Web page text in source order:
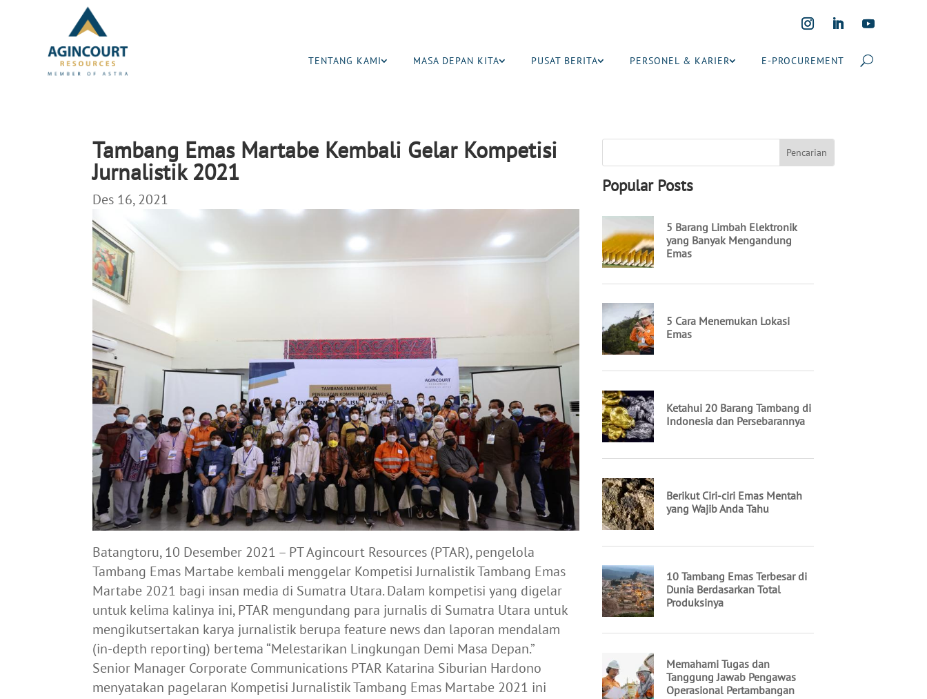
TENTANG KAMI MASA DEPAN KITA PUSAT BERITA PERSONEL & KARIER E-PROCUREMENT
Tambang Emas Martabe Kembali Gelar Kompetisi
Jurnalistik 2021
Des 16, 2021
Batangtoru, 10 Desember 2021 – PT Agincourt Resources (PTAR), pengelola
Tambang Emas Martabe kembali menggelar Kompetisi Jurnalistik Tambang Emas
Martabe 2021 bagi insan media di Sumatra Utara. Dalam kompetisi yang digelar
untuk kelima kalinya ini, PTAR mengundang para jurnalis di Sumatra Utara untuk
mengikutsertakan karya jurnalistik berupa feature news dan laporan mendalam
(in-depth reporting) bertema “Melestarikan Lingkungan Demi Masa Depan.”
Senior Manager Corporate Communications PTAR Katarina Siburian Hardono
menyatakan pagelaran Kompetisi Jurnalistik Tambang Emas Martabe 2021 ini
Popular Posts